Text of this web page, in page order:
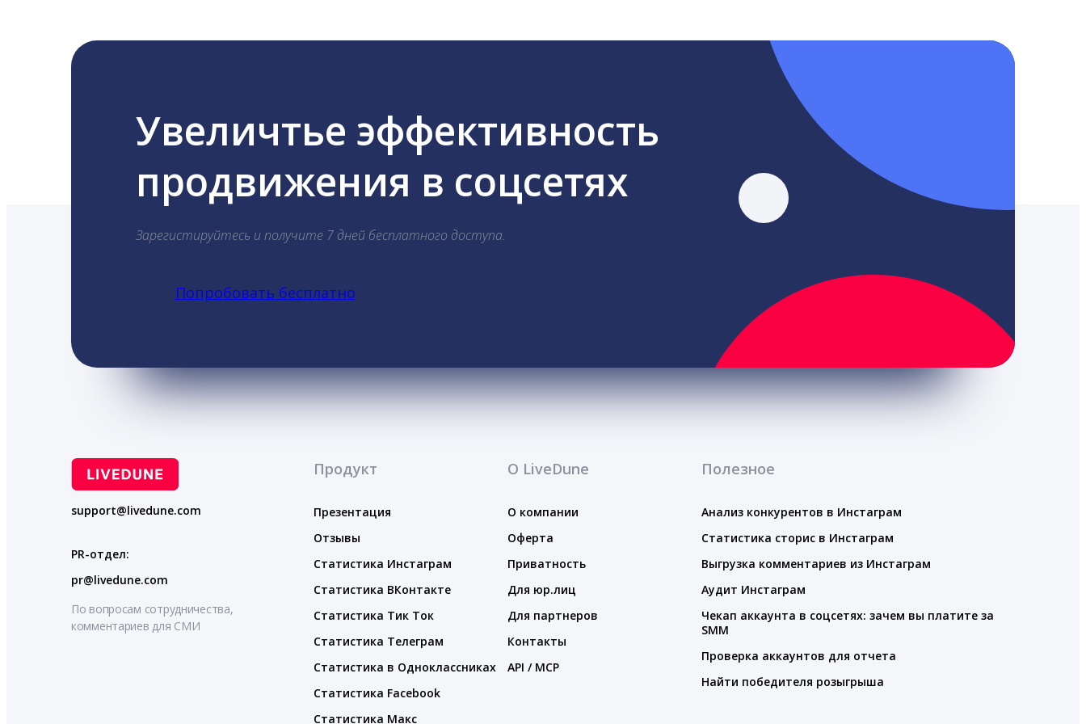
Увеличтье эффективность
продвижения в соцсетях
Зарегистируйтесь и получите 7 дней бесплатного доступа.
Попробовать бесплатно
support@livedune.com
PR-отдел:
pr@livedune.com
По вопросам сотрудничества,
комментариев для СМИ
Продукт
Презентация
Отзывы
Статистика Инстаграм
Статистика ВКонтакте
Статистика Тик Ток
Статистика Телеграм
Статистика в Одноклассниках
Статистика Facebook
Статистика Макс
О LiveDune
О компании
Оферта
Приватность
Для юр.лиц
Для партнеров
Контакты
API / MCP
Полезное
Анализ конкурентов в Инстаграм
Статистика сторис в Инстаграм
Выгрузка комментариев из Инстаграм
Аудит Инстаграм
Чекап аккаунта в соцсетях: зачем вы платите за
SMM
Проверка аккаунтов для отчета
Найти победителя розыгрыша